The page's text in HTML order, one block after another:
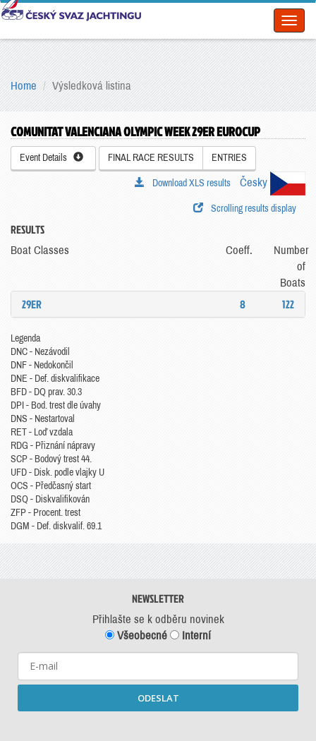
Home Výsledková listina
COMUNITAT VALENCIANA OLYMPIC WEEK 29ER EUROCUP
Event Details FINAL RACE RESULTS ENTRIES
Česky
Download XLS results
Scrolling results display
RESULTS
Boat Classes Coeff.
Number
of
Boats
29ER 8 122
Legenda
DNC - Nezávodil
DNF - Nedokončil
DNE - Def. diskvalifikace
BFD - DQ prav. 30.3
DPI - Bod. trest dle úvahy
DNS - Nestartoval
RET - Loď vzdala
RDG - Přiznání nápravy
SCP - Bodový trest 44.
UFD - Disk. podle vlajky U
OCS - Předčasný start
DSQ - Diskvalifikován
ZFP - Procent. trest
DGM - Def. diskvalif. 69.1
NEWSLETTER
Přihlašte se k odběru novinek
Všeobecné
Interní
ODESLAT